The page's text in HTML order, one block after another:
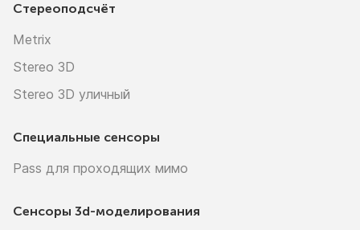
Стереоподсчёт
Metrix
Stereo 3D
Stereo 3D уличный
Специальные сенсоры
Pass для проходящих мимо
Сенсоры 3d-моделирования